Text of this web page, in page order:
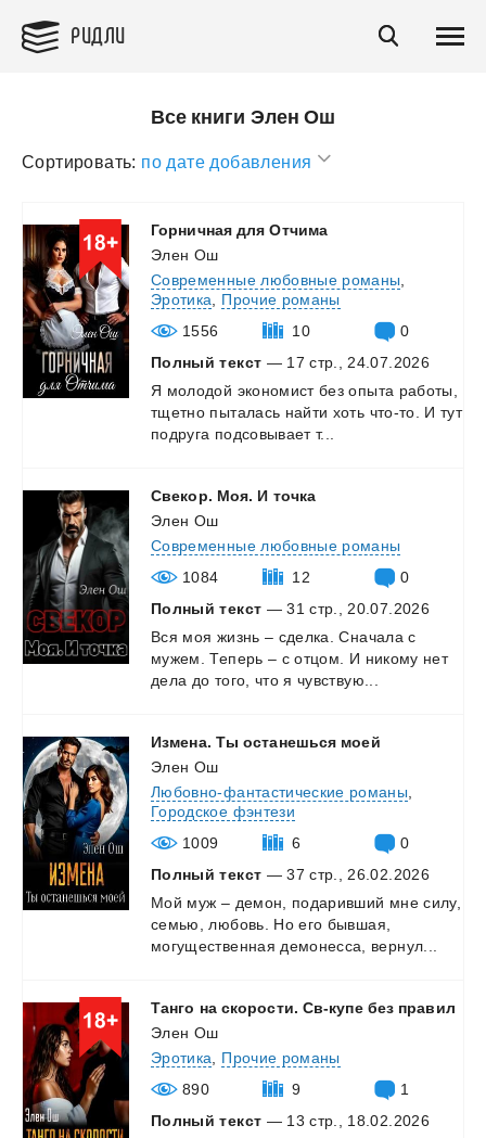
РИДЛИ
Все книги Элен Ош
Сортировать: по дате добавления
Горничная для Отчима
Элен Ош
Современные любовные романы
Эротика
Прочие романы
1556
10
0
Полный текст — 17 стр., 24.07.2026
Я молодой экономист без опыта работы,
тщетно пыталась найти хоть что-то. И тут
подруга подсовывает т...
Свекор. Моя. И точка
Элен Ош
Современные любовные романы
1084
12
0
Полный текст — 31 стр., 20.07.2026
Вся моя жизнь – сделка. Сначала с
мужем.
Теперь – с отцом. И никому нет
дела до того, что я чувствую...
Измена. Ты останешься моей
Элен Ош
Любовно-фантастические романы
Городское фэнтези
1009
6
0
Полный текст — 37 стр., 26.02.2026
Мой муж – демон, подаривший мне силу,
семью,
любовь. Но его бывшая,
могущественная демонесса, вернул...
Танго на скорости. Св-купе без правил
Элен Ош
Эротика
Прочие романы
890
9
1
Полный текст — 13 стр., 18.02.2026